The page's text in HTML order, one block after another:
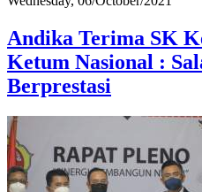
Andika Terima SK
Ketum Nasional :
Berprestasi